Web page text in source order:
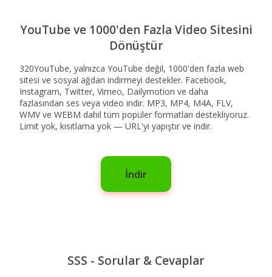
YouTube ve 1000'den Fazla Video Sitesini
Dönüştür
320YouTube, yalnızca YouTube değil, 1000'den fazla web
sitesi ve sosyal ağdan indirmeyi destekler. Facebook,
Instagram, Twitter, Vimeo, Dailymotion ve daha
fazlasından ses veya video indir. MP3, MP4, M4A, FLV,
WMV ve WEBM dahil tüm popüler formatları destekliyoruz.
Limit yok, kısıtlama yok — URL'yi yapıştır ve indir.
İndir
SSS - Sorular & Cevaplar